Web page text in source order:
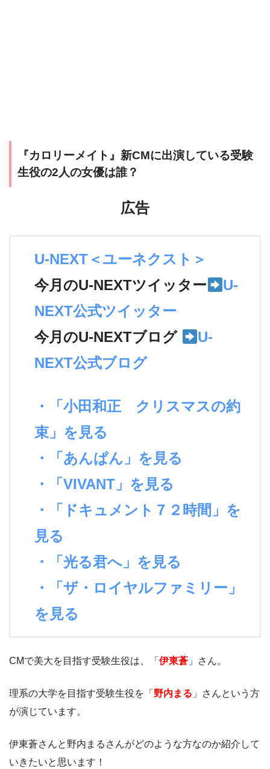
『カロリーメイト』新CMに出演している受験
生役の2人の女優は誰？
広告
U-NEXT＜ユーネクスト＞
今月のU-NEXTツイッター
U-
NEXT公式ツイッター
今月のU-NEXTブログ
U-
NEXT公式ブログ
・「小田和正 クリスマスの約
束」を見る
・「あんぱん」を見る
・「VIVANT」を見る
・「ドキュメント７２時間」を
見る
・「光る君へ」を見る
・「ザ・ロイヤルファミリー」
を見る
CMで美大を目指す受験生役は、「 伊東蒼 」さん。
理系の大学を目指す受験生役を「 野内まる 」さんという方
が演じています。
伊東蒼さんと野内まるさんがどのような方なのか紹介して
いきたいと思います！